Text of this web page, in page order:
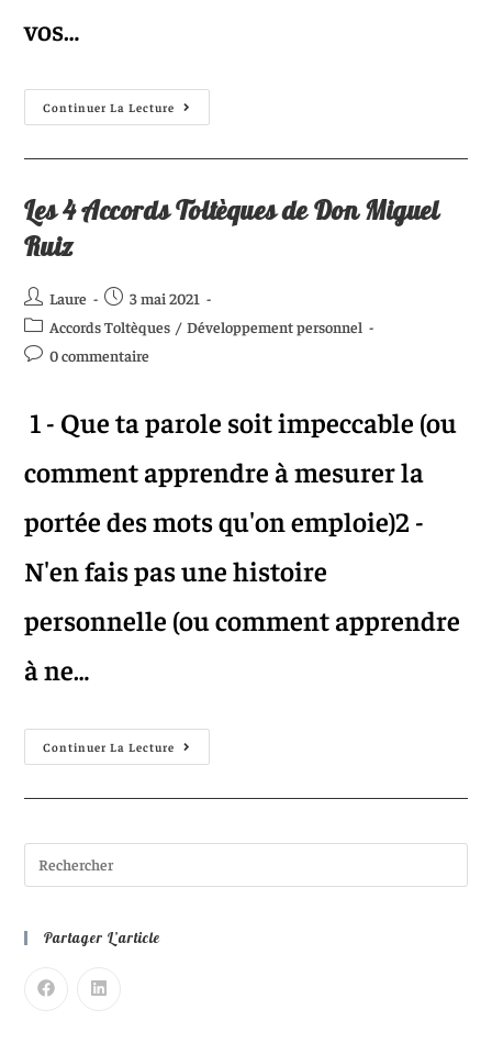
vos…
Continuer La Lecture
Les 4 Accords Toltèques de Don Miguel
Ruiz
Laure
3 mai 2021
Accords Toltèques / Développement personnel
0 commentaire
1 - Que ta parole soit impeccable (ou
comment apprendre à mesurer la
portée des mots qu'on emploie)2 -
N'en fais pas une histoire
personnelle (ou comment apprendre
à ne…
Continuer La Lecture
Partager L’article